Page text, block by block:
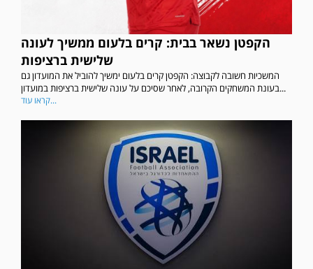
הקפטן נשאר בבית: קרים בלעום ממשיך לעונה
שלישית ברציפות
המשכיות חשובה לקבוצה: הקפטן קרים בלעום ימשיך להוביל את המועדון גם
בעונת המשחקים הקרובה, לאחר שסיכם על עונה שלישית ברציפות במועדון...
קראו עוד...